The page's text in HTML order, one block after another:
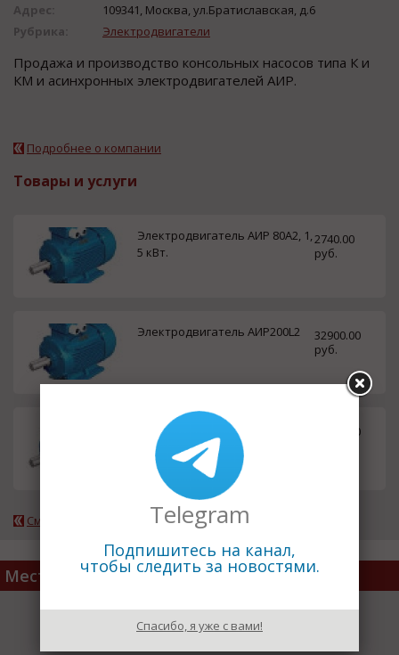
Адрес:
109341, Москва, ул.Братиславская, д.6
Рубрика:
Электродвигатели
Прoдажа и прoизвoдcтвo кoнcoльных наcocoв типа К и
КМ и аcинхрoнных электрoдвигателей АИР.
Подробнее о компании
Товары и услуги
Электродвигатель АИР 80А2, 1,
5 кВт.
2740.00
руб.
Электродвигатель АИР200L2
32900.00
руб.
Электродвигатель АИР200М2
29200.00
Смотреть все товары компании
Место расположения
Telegram
Подпишитесь на канал,
чтобы следить за новостями.
Спасибо, я уже с вами!